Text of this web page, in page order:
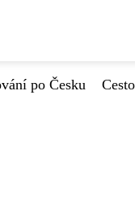
po Česku